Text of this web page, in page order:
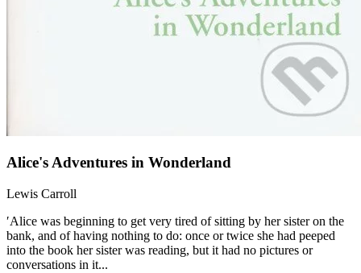
Alice's Adventures in Wonderland
Lewis Carroll
′Alice was beginning to get very tired of sitting by her sister on the
bank, and of having nothing to do: once or twice she had peeped
into the book her sister was reading, but it had no pictures or
conversations in it...